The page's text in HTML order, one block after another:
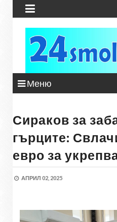

Меню
Сираков за
гърците:
евро за
АПРИЛ 02, 2025